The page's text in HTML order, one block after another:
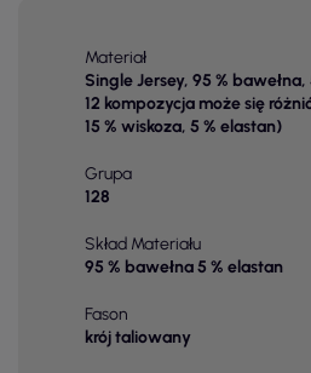
Materiał
Single Jersey, 95 %
12 kompozycja może się
15 % wiskoza, 5 % elastan)
Grupa
128
Skład Materiału
95 % bawełna 5 % elastan
Fason
krój taliowany